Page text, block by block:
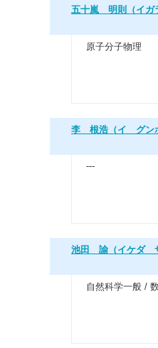
五十嵐 明則（イガ
原子分子物理
李 根浩（イ グン
---
池田 諭（イケダ
自然科学一般 /